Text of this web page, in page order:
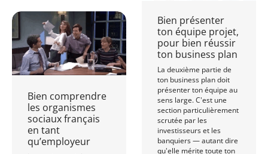
Bien comprendre
les organismes
sociaux français
en tant
qu’employeur
Bien présenter
ton équipe projet,
pour bien réussir
ton business plan
La deuxième partie de
ton business plan doit
présenter ton équipe au
sens large. C'est une
section particulièrement
scrutée par les
investisseurs et les
banquiers — autant dire
qu'elle mérite toute ton